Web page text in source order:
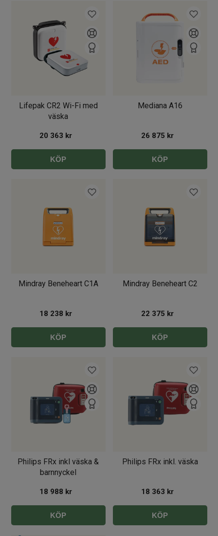
Lifepak CR2 Wi-Fi med
väska
20 363 kr
KÖP
Mediana A16
26 875 kr
KÖP
Mindray Beneheart C1A
18 238 kr
KÖP
Mindray Beneheart C2
22 375 kr
KÖP
Philips FRx inkl väska &
barnnyckel
18 988 kr
KÖP
Philips FRx inkl. väska
18 363 kr
KÖP